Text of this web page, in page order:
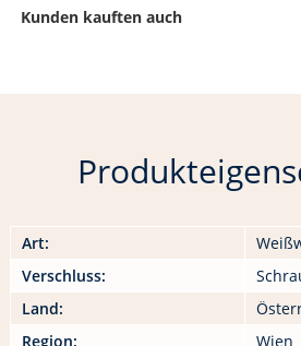
Kunden kauften auch
Art:
Verschluss:
Land:
Region:
Wien